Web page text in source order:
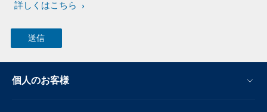
詳しくはこちら
個人のお客様